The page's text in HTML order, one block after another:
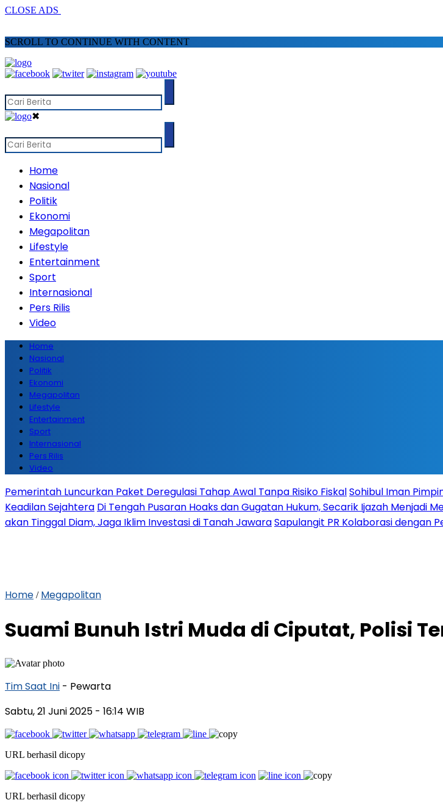
CLOSE ADS
SCROLL TO CONTINUE WITH CONTENT
✖
Home
Nasional
Politik
Ekonomi
Megapolitan
Lifestyle
Entertainment
Sport
Internasional
Pers Rilis
Video
Home
Nasional
Politik
Ekonomi
Megapolitan
Lifestyle
Entertainment
Sport
Internasional
Pers Rilis
Video
Pemerintah Luncurkan Paket Deregulasi Tahap Awal Tanpa Risiko FiskalSohibul Iman
Keadilan Sejahtera Di Tengah Pusaran Hoaks dan Gugatan Hukum, Secarik Ijazah Menjadi
akan Tinggal Diam, Jaga Iklim Investasi di Tanah JawaraSapulangit PR Kolaborasi dengan
Home / Megapolitan
Suami Bunuh Istri Muda di Ciputat, Polisi
Tim Saat Ini - Pewarta
Sabtu, 21 Juni 2025 - 16:14 WIB
URL berhasil dicopy
URL berhasil dicopy